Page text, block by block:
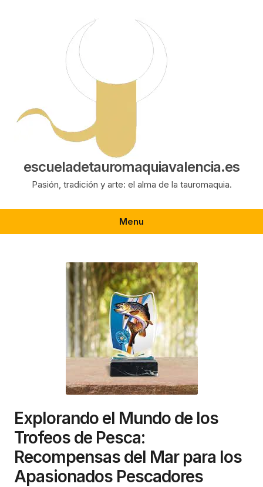
escueladetauromaquiavalencia.es
Pasión, tradición y arte: el alma de la tauromaquia.
Menu
Explorando el Mundo de los
Trofeos de Pesca:
Recompensas del Mar para los
Apasionados Pescadores